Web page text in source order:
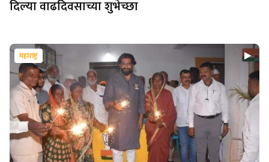
दिल्या वाढदिवसाच्या शुभेच्छा
महाराष्ट्र